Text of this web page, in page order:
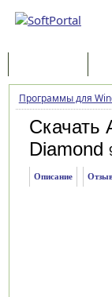
Программы для
Скачать
Diamond
Описание